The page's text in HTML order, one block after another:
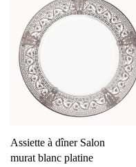
Assiette à dîner Salon
murat blanc platine